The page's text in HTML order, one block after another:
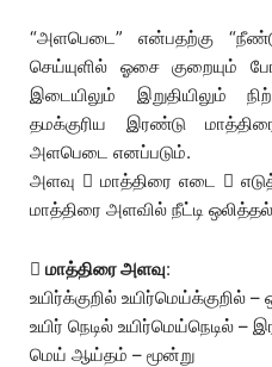
“அளபெடை” என்பதற்கு
செய்யுளில் ஓசை குறையும்
இடையிலும் இறுதியிலும்
தமக்குரிய இரண்டு
அளபெடை எனப்படும்.
அளவு  மாத்திரை எடை 
மாத்திரை அளவில் நீட்டி ஒலித்தல்
 மாத்திரை அளவு:
உயிர்க்குறில் உயிர்மெய்க்குறில் –
உயிர் நெடில் உயிர்மெய்நெடில் –
மெய் ஆய்தம் – மூன்று